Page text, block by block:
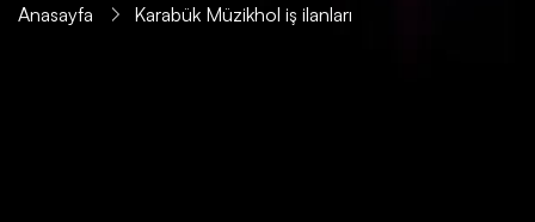
Anasayfa Karabük Müzikhol iş ilanları